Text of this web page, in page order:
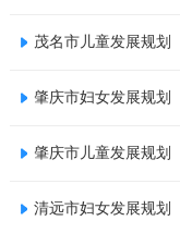
茂名市儿童发展规划
肇庆市妇女发展规划
肇庆市儿童发展规划
清远市妇女发展规划